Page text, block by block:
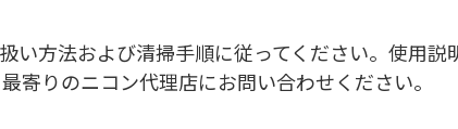
い方法および清掃手順に従ってください。使用
寄りのニコン代理店にお問い合わせください。